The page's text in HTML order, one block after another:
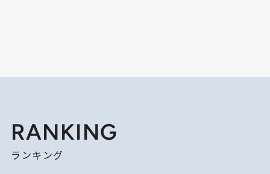
RANKING
ランキング